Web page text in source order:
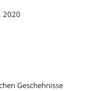
, 2020
Geschehnisse